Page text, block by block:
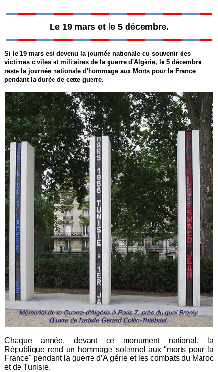
Le 19 mars et le 5 décembre.
Si le 19 mars est devenu la journée nationale du souvenir des
victimes civiles et militaires de la guerre d'Algérie, le 5 décembre
reste la journée nationale d'hommage aux Morts pour la France
pendant la durée de cette guerre.
Chaque année, devant ce monument national, la
République rend un hommage solennel aux "morts pour la
France" pendant la guerre d’Algérie et les combats du Maroc
et de Tunisie.